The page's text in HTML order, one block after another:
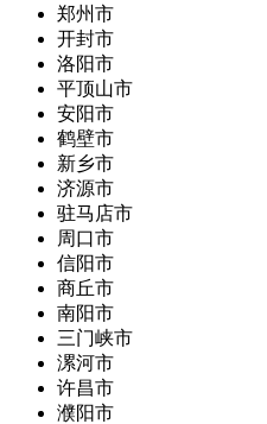
郑州市
开封市
洛阳市
平顶山市
安阳市
鹤壁市
新乡市
济源市
驻马店市
周口市
信阳市
商丘市
南阳市
三门峡市
漯河市
许昌市
濮阳市